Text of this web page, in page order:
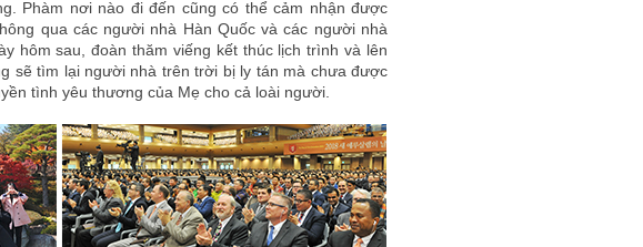
Phàm nơi nào đi đến cũng có thể cảm nhận được
qua các người nhà Hàn Quốc và các người nhà
hôm sau, đoàn thăm viếng kết thúc lịch trình và lên
sẽ tìm lại người nhà trên trời bị ly tán mà chưa được
tình yêu thương của Mẹ cho cả loài người.